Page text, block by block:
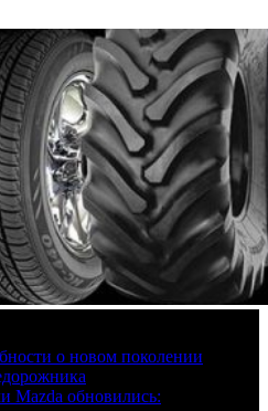
о новом поколении
Mazda обновились: